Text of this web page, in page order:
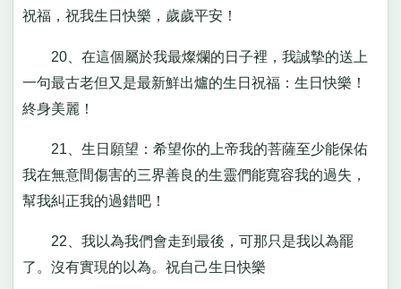
祝福，祝我生日快樂，歲歲平安！
20、在這個屬於我最燦爛的日子裡，我誠摯的送上
一句最古老但又是最新鮮出爐的生日祝福：生日快樂！
終身美麗！
21、生日願望：希望你的上帝我的菩薩至少能保佑
我在無意間傷害的三界善良的生靈們能寬容我的過失，
幫我糾正我的過錯吧！
22、我以為我們會走到最後，可那只是我以為罷
了。沒有實現的以為。祝自己生日快樂